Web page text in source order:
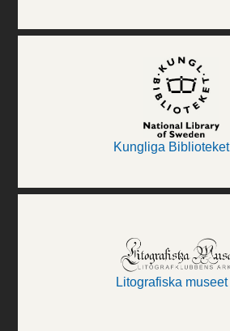
Kungliga Biblioteket
Litografiska museet